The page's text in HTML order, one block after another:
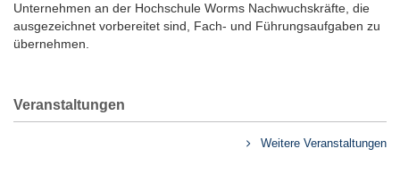
Unternehmen an der Hochschule Worms Nachwuchskräfte, die
ausgezeichnet vorbereitet sind, Fach- und Führungsaufgaben zu
übernehmen.
Veranstaltungen
Weitere Veranstaltungen